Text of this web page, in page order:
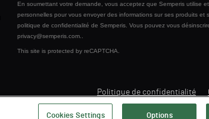
En soumettant votre demande, vous acceptez que Semperis utilise
personnelles pour vous envoyer des informations sur ses produits et
politique de confidentialité de Semperis. Vous pouvez vous
privacy@semperis.com..
This site is protected by reCAPTCHA.
Politique de confidentialité
Cookies Settings Options